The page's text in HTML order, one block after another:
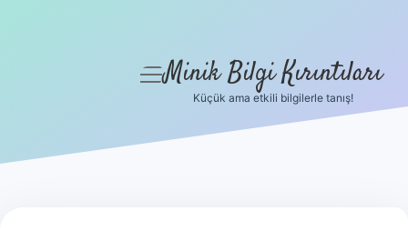
menüyü
Minik Bilgi Kırıntıları
Küçük ama etkili bilgilerle tanış!